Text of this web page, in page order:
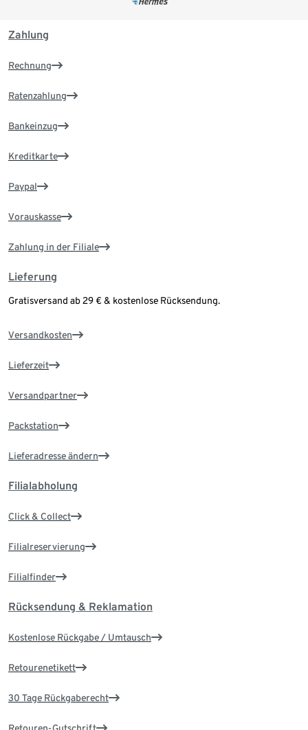
Zahlung
Rechnung
Ratenzahlung
Bankeinzug
Kreditkarte
Paypal
Vorauskasse
Zahlung in der Filiale
Lieferung
Gratisversand ab 29 € & kostenlose Rücksendung.
Versandkosten
Lieferzeit
Versandpartner
Packstation
Lieferadresse ändern
Filialabholung
Click & Collect
Filialreservierung
Filialfinder
Rücksendung & Reklamation
Kostenlose Rückgabe / Umtausch
Retourenetikett
30 Tage Rückgaberecht